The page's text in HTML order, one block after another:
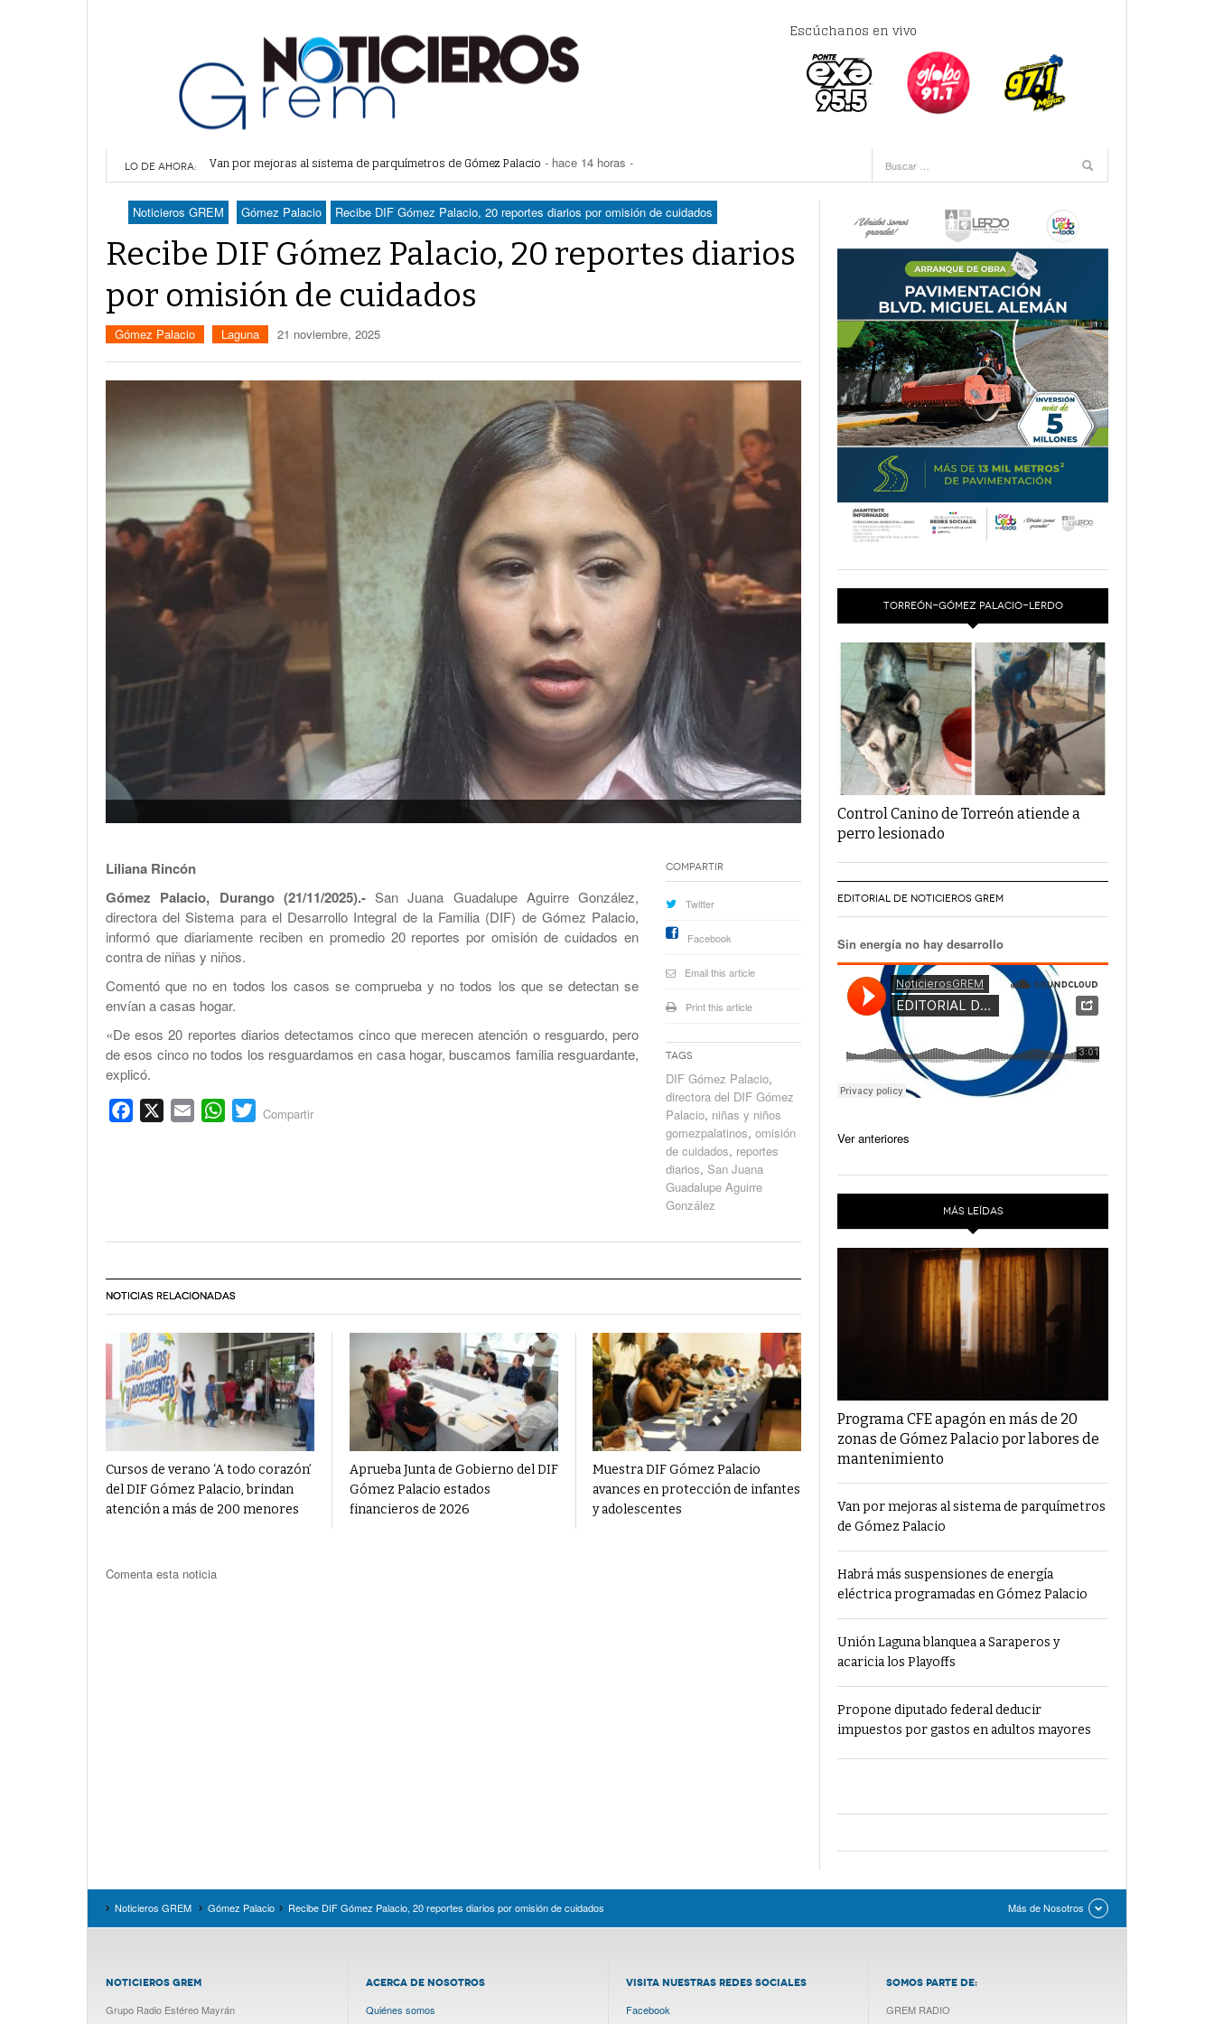
Escúchanos en vivo
LO DE AHORA: ¿Vas a sacar tu pasaporte? ¡Cuidado! Hay páginas fraudulentas - hace 15 horas -
Habrá más suspensiones de energía eléctrica programadas en Gómez Palacio- hace 16 horas -
Recorte de 16 mdp en participaciones federales obliga a Lerdo a ajustar finanzas e incrementar recaudación
- hace 17
horas -
Promueven campaña sobre derechos de las víctimas y contra la tortura- hace 17 horas -
Noticieros GREM Gómez Palacio Recibe DIF Gómez Palacio, 20 reportes diarios por omisión de cuidados
Recibe DIF Gómez Palacio, 20 reportes diarios
por omisión de cuidados
Gómez Palacio Laguna 21 noviembre, 2025
Liliana Rincón
Gómez Palacio, Durango (21/11/2025).-San Juana Guadalupe Aguirre González,
directora del Sistema para el Desarrollo Integral de la Familia (DIF) de Gómez Palacio,
informó que diariamente reciben en promedio 20 reportes por omisión de cuidados en
contra de niñas y niños.
Comentó que no en todos los casos se comprueba y no todos los que se detectan se
envían a casas hogar.
«De esos 20 reportes diarios detectamos cinco que merecen atención o resguardo, pero
de esos cinco no todos los resguardamos en casa hogar, buscamos familia resguardante,
explicó.
Facebook Email WhatsApp
Twitter
Compartir
Compartir
Twitter
Facebook
Email this article
Print this article
Tags
DIF Gómez Palacio,
directora del DIF Gómez
Palacio, niñas y niños
gomezpalatinos, omisión
de cuidados, reportes
diarios, San Juana
Guadalupe Aguirre
González
NOTICIAS RELACIONADAS
Cursos de verano ‘A todo corazón’
del DIF Gómez Palacio, brindan
atención a más de 200 menores
Aprueba Junta de Gobierno del DIF
Gómez Palacio estados
financieros de 2026
Muestra DIF Gómez Palacio
avances en protección de infantes
y adolescentes
Comenta esta noticia
TORREÓN-GÓMEZ PALACIO-LERDO
Control Canino de Torreón atiende a
perro lesionado
EDITORIAL DE NOTICIEROS GREM
Sin energía no hay desarrollo
Ver anteriores
MÁS LEÍDAS
Programa CFE apagón en más de 20
zonas de Gómez Palacio por labores de
mantenimiento
Van por mejoras al sistema de parquímetros
de Gómez Palacio
Habrá más suspensiones de energía
eléctrica programadas en Gómez Palacio
Unión Laguna blanquea a Saraperos y
acaricia los Playoffs
Propone diputado federal deducir
impuestos por gastos en adultos mayores
Noticieros GREM Gómez Palacio Recibe DIF Gómez Palacio, 20 reportes diarios por omisión de cuidados Más de Nosotros
NOTICIEROS GREM
Grupo Radio Estéreo Mayrán
ACERCA DE NOSOTROS
Quiénes somos
VISITA NUESTRAS REDES SOCIALES
Facebook
SOMOS PARTE DE:
GREM RADIO